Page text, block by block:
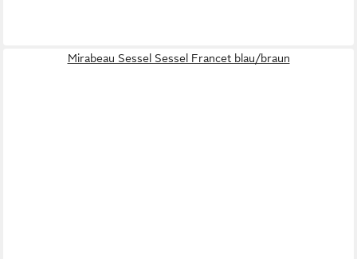
Mirabeau Sessel Sessel Francet blau/braun